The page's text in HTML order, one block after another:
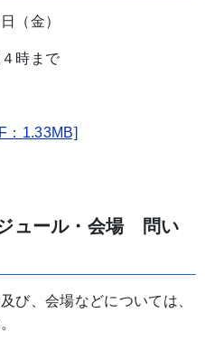
（金）
時まで
：1.33MB]
ュール・会場 問い
び、会場などについては、